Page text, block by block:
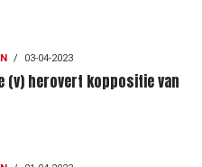
/ 03-04-2023
(v) herovert koppositie van